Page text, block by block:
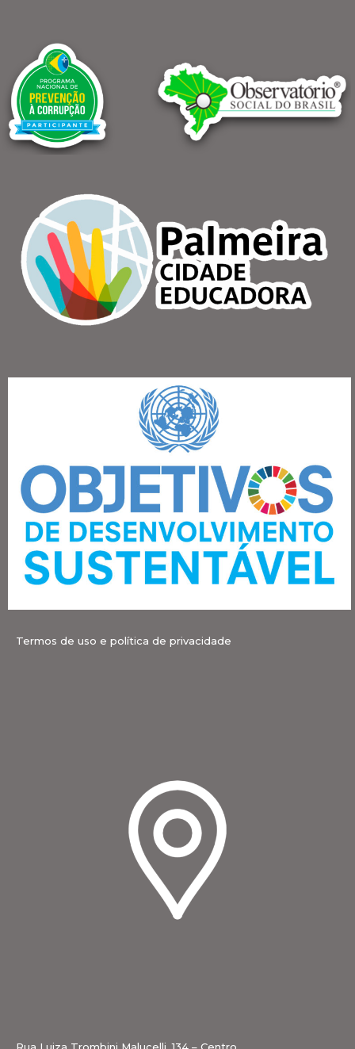
Termos de uso e política de privacidade
Rua Luiza Trombini Malucelli, 134 – Centro